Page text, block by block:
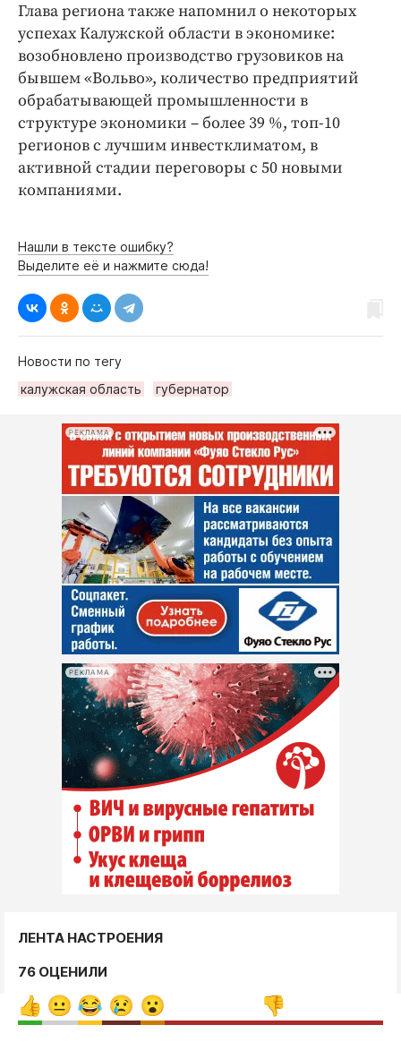
Глава региона также напомнил о некоторых
успехах Калужской области в экономике:
возобновлено производство грузовиков на
бывшем «Вольво», количество предприятий
обрабатывающей промышленности в
структуре экономики – более 39 %, топ-10
регионов с лучшим инвестклиматом, в
активной стадии переговоры с 50 новыми
компаниями.
Нашли в тексте ошибку?
Выделите её и нажмите сюда!
Новости по тегу
калужская область
губернатор
РЕКЛАМА
РЕКЛАМА
ЛЕНТА НАСТРОЕНИЯ
76 ОЦЕНИЛИ